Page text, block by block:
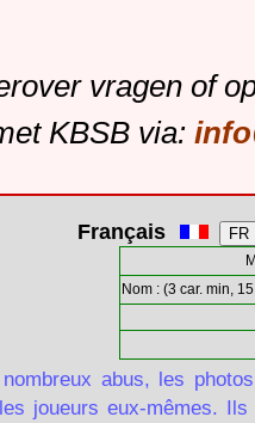
vragen of
KBSB via:
Français
Nom : (3 car. min,
abus, les
joueurs eux-mêmes.